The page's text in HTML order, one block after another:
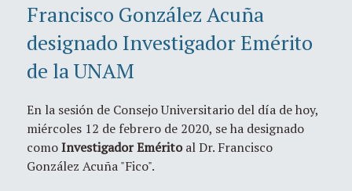
Francisco González Acuña
designado Investigador Emérito
de la UNAM
En la sesión de Consejo Universitario del día de hoy,
miércoles 12 de febrero de 2020, se ha designado
comoInvestigador Eméritoal Dr. Francisco
González Acuña "Fico".